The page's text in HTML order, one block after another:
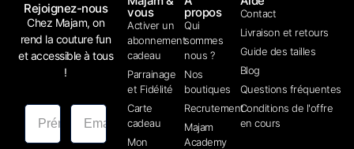
Contact
Livraison et retours
Guide des tailles
Blog
Questions fréquentes
Conditions de l'offre
en cours
propos
Qui
sommes
nous ?
Nos
boutiques
Recrutement
Majam
Academy
vous
Activer un
abonnement
cadeau
Parrainage
et Fidélité
Carte
cadeau
Mon
Rejoignez-nous
Chez Majam, on
rend la couture fun
et accessible à tous
!